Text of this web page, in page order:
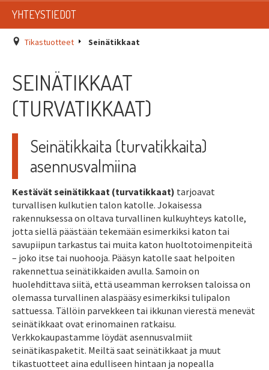
LISTAT
SADEVESIJÄRJESTELMÄT
KATTOTURVATUOTTEET
TIKASTUOTTEET
TARVIKKEET
TARJOUSTUOTTEET
PYYDÄ TARJOUS ASENNUKSESTA
YHTEYSTIEDOT
Tikastuotteet Seinätikkaat
SEINÄTIKKAAT
(TURVATIKKAAT)
Seinätikkaita (turvatikkaita)
asennusvalmiina
Kestävät seinätikkaat (turvatikkaat) tarjoavat
turvallisen kulkutien talon katolle. Jokaisessa
rakennuksessa on oltava turvallinen kulkuyhteys katolle,
jotta siellä päästään tekemään esimerkiksi katon tai
savupiipun tarkastus tai muita katon huoltotoimenpiteitä
– joko itse tai nuohooja. Pääsyn katolle saat helpoiten
rakennettua seinätikkaiden avulla. Samoin on
huolehdittava siitä, että useamman kerroksen taloissa on
olemassa turvallinen alaspääsy esimerkiksi tulipalon
sattuessa. Tällöin parvekkeen tai ikkunan vierestä menevät
seinätikkaat ovat erinomainen ratkaisu.
Verkkokaupastamme löydät asennusvalmiit
seinätikaspaketit. Meiltä saat seinätikkaat ja muut
tikastuotteet aina edulliseen hintaan ja nopealla